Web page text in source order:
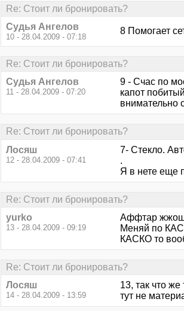
Re: Стоит ли бронировать?
Судья Ангелов
10 - 28.04.2009 - 07:18
8 Помогает
Re: Стоит ли бронировать?
Судья Ангелов
11 - 28.04.2009 - 07:20
9 - Счас по
капот
внимательно
Re: Стоит ли бронировать?
Лосяш
12 - 28.04.2009 - 07:41
7- Стекло.
.
Я в нете еще
Re: Стоит ли бронировать?
yurko
13 - 28.04.2009 - 09:19
Аффтар
Меняй по
КАСКО то
Re: Стоит ли бронировать?
Лосяш
14 - 28.04.2009 - 13:59
13, так что
тут не